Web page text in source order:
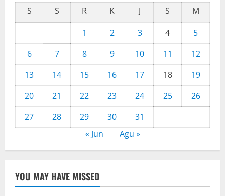
S S R K J S
M
1
2 3 4
5
6
7 8 9 10 11
12
13
14 15 16 17 18
19
20
21 22 23 24 25
26
27
28 29 30
31
« Jun
Agu »
YOU MAY HAVE MISSED